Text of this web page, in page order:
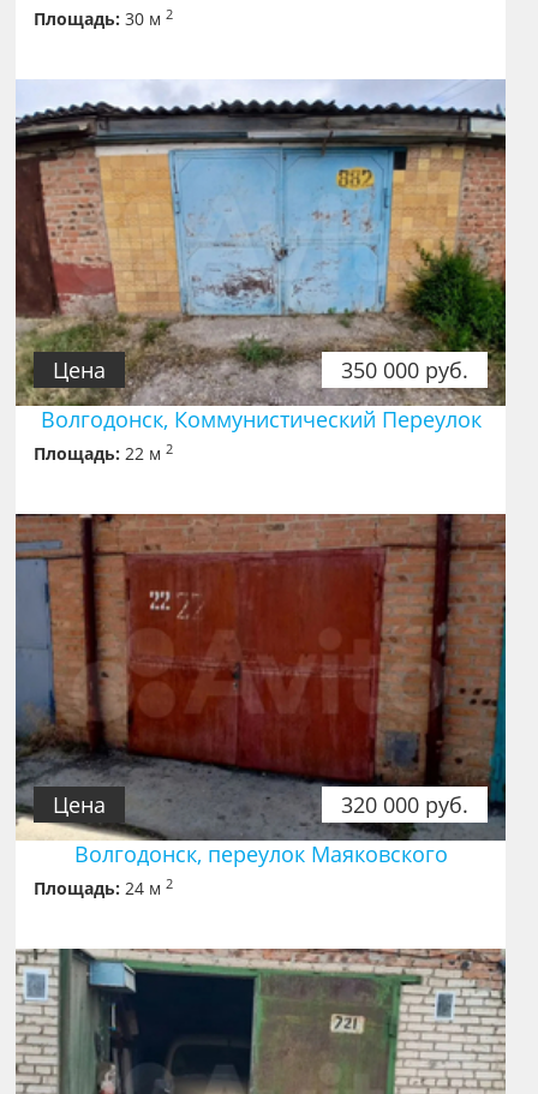
Площадь: 30 м2
350 000 руб.
Цена
Волгодонск, Коммунистический Переулок
Площадь: 22 м2
320 000 руб.
Цена
Волгодонск, переулок Маяковского
Площадь: 24 м2